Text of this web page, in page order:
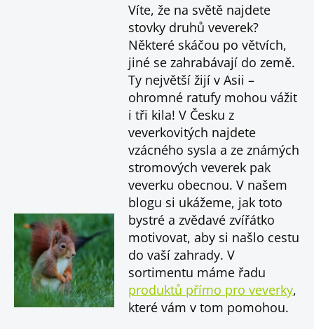
Víte, že na světě najdete
stovky druhů veverek?
Některé skáčou po větvích,
jiné se zahrabávají do země.
Ty největší žijí v Asii –
ohromné ratufy mohou vážit
i tři kila! V Česku z
veverkovitých najdete
vzácného sysla a ze známých
stromových veverek pak
veverku obecnou. V našem
blogu si ukážeme, jak toto
bystré a zvědavé zvířátko
motivovat, aby si našlo cestu
do vaší zahrady. V
sortimentu máme řadu
produktů přímo pro veverky,
které vám v tom pomohou.